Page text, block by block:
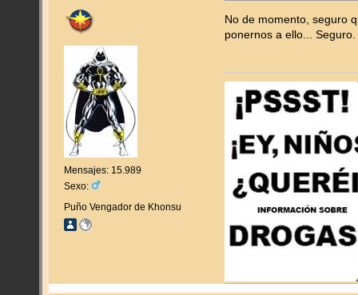
Mensajes: 15.989
Sexo:
Puño Vengador de Khonsu
No de momento, seguro
ponernos a ello... Seguro.